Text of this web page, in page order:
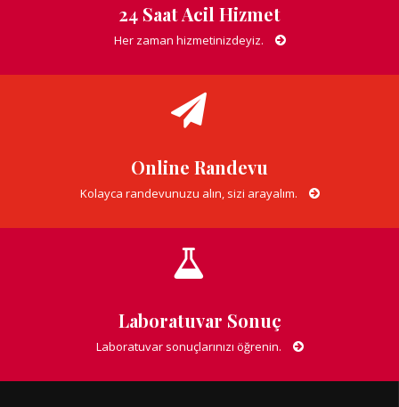
24 Saat Acil Hizmet
Her zaman hizmetinizdeyiz.
Online Randevu
Kolayca randevunuzu alın, sizi arayalım.
Laboratuvar Sonuç
Laboratuvar sonuçlarınızı öğrenin.